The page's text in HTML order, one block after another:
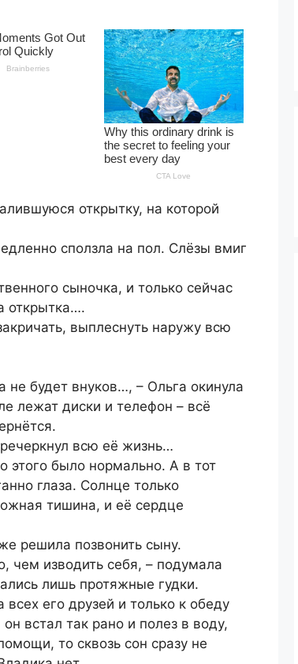
открытку, на которой
сползла на пол. Слёзы вмиг
сыночка, и только сейчас
открытка….
выплеснуть наружу всю
будет внуков…, – Ольга окинула
лежат диски и телефон – всё
всю её жизнь…
этого было нормально. А в тот
глаза. Солнце только
тишина, и её сердце
решила позвонить сыну.
чем изводить себя, – подумала
лишь протяжные гудки.
его друзей и только к обеду
встал так рано и полез в воду,
то сквозь сон сразу не